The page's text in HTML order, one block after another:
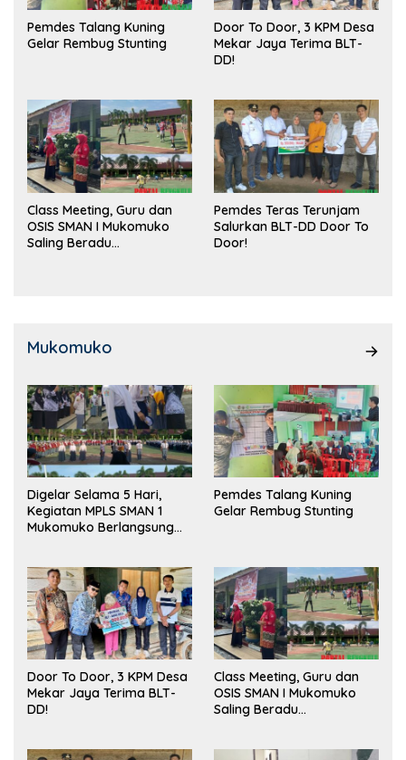
Pemdes Talang Kuning
Gelar Rembug Stunting
Door To Door, 3 KPM Desa
Mekar Jaya Terima BLT-
DD!
Class Meeting, Guru dan
OSIS SMAN I Mukomuko
Saling Beradu
Pemdes Teras Terunjam
Salurkan BLT-DD Door To
Door!
Mukomuko
Digelar Selama 5 Hari,
Kegiatan MPLS SMAN 1
Mukomuko Berlangsung
Pemdes Talang Kuning
Gelar Rembug Stunting
Door To Door, 3 KPM Desa
Mekar Jaya Terima BLT-
DD!
Class Meeting, Guru dan
OSIS SMAN I Mukomuko
Saling Beradu